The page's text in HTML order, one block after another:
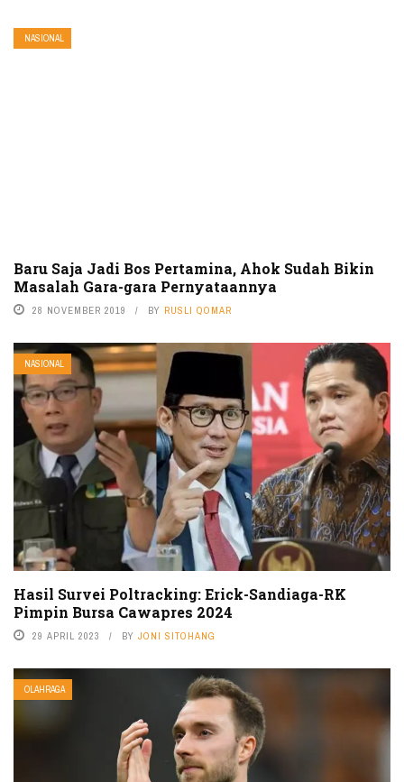
NASIONAL
Baru Saja Jadi Bos Pertamina, Ahok Sudah Bikin
Masalah Gara-gara Pernyataannya
28 NOVEMBER 2019 BY RUSLI QOMAR
NASIONAL
Hasil Survei Poltracking: Erick-Sandiaga-RK
Pimpin Bursa Cawapres 2024
29 APRIL 2023 BY JONI SITOHANG
OLAHRAGA